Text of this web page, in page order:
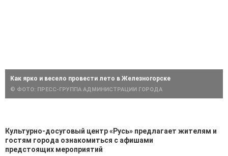
Как ярко и весело провести лето в Железногорске
© ФОТО: ПРЕСС-ГРУППА АДМИНИСТРАЦИИ ГОРОДА
Культурно-досуговый центр «Русь» предлагает жителям и
гостям города ознакомиться с афишами
предстоящих мероприятий